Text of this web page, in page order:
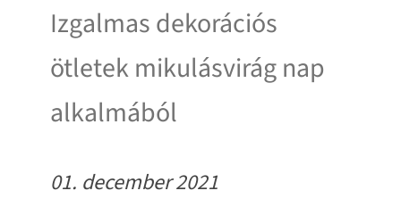
Izgalmas dekorációs
ötletek mikulásvirág nap
alkalmából
01. december 2021